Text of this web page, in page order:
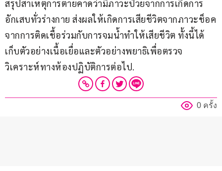
สรุปสาเหตุการตายคาดว่ามีภาวะป่วยจากการเกิดการ
อักเสบทั่วร่างกาย ส่งผลให้เกิดการเสียชีวิตจากภาวะช็อค
จากการติดเชื้อร่วมกับการจมน้ำทำให้เสียชีวิต ทั้งนี้ได้
เก็บตัวอย่างเนื้อเยื่อและตัวอย่างพยาธิเพื่อตรวจ
วิเคราะห์ทางห้องปฏิบัติการต่อไป.
0 ครั้ง